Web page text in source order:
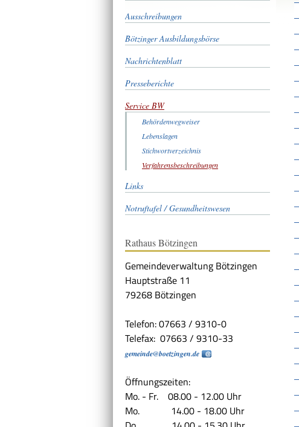
Ausschreibungen
Bötzinger Ausbildungsbörse
Nachrichtenblatt
Presseberichte
Service BW
Behördenwegweiser
Lebenslagen
Stichwortverzeichnis
Verfahrensbeschreibungen
Links
Notruftafel / Gesundheitswesen
Rathaus Bötzingen
Gemeindeverwaltung Bötzingen
Hauptstraße 11
79268 Bötzingen
Telefon: 07663 / 9310-0
Telefax: 07663 / 9310-33
gemeinde@boetzingen.de
Öffnungszeiten:
Mo. - Fr. 08.00 - 12.00 Uhr
Mo. 14.00 - 18.00 Uhr